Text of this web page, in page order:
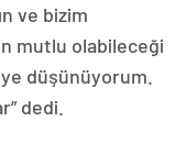
ve bizim
mutlu olabileceği
düşünüyorum.
dedi.